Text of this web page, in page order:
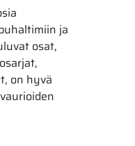
ja
osat,
on hyvä